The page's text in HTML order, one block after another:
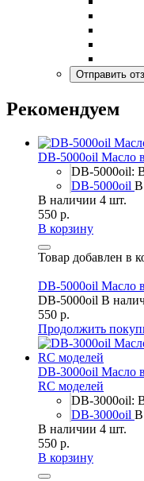
Рекомендуем
DB-5000oil Масло
DB-5000oil:
DB-5000oil В
В наличии 4 шт.
550 р.
В корзину
Товар добавлен в
DB-5000oil Масло
DB-5000oil В
550 р.
Продолжить
DB-3000oil Масло
RC моделей
DB-3000oil:
DB-3000oil В
В наличии 4 шт.
550 р.
В корзину